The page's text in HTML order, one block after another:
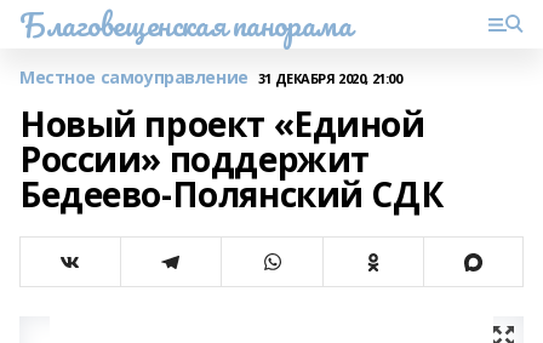
Благовещенская панорама
Местное самоуправление 31 ДЕКАБРЯ 2020, 21:00
Новый проект «Единой
России» поддержит
Бедеево-Полянский СДК